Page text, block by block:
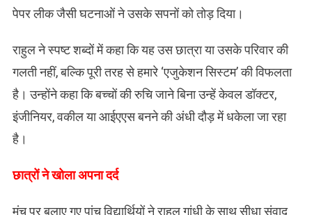
पेपर लीक जैसी घटनाओं ने उसके सपनों को तोड़ दिया।
राहुल ने स्पष्ट शब्दों में कहा कि यह उस छात्रा या उसके परिवार की
गलती नहीं, बल्कि पूरी तरह से हमारे ‘एजुकेशन सिस्टम’ की विफलता
है। उन्होंने कहा कि बच्चों की रुचि जाने बिना उन्हें केवल डॉक्टर,
इंजीनियर, वकील या आईएएस बनने की अंधी दौड़ में धकेला जा रहा
है।
छात्रों ने खोला अपना दर्द
मंच पर बुलाए गए पांच विद्यार्थियों ने राहुल गांधी के साथ सीधा संवाद